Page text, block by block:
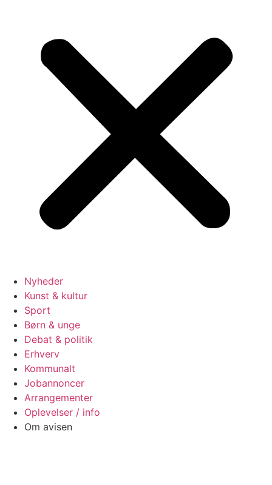
Nyheder
Kunst & kultur
Sport
Børn & unge
Debat & politik
Erhverv
Kommunalt
Jobannoncer
Arrangementer
Oplevelser / info
Om avisen